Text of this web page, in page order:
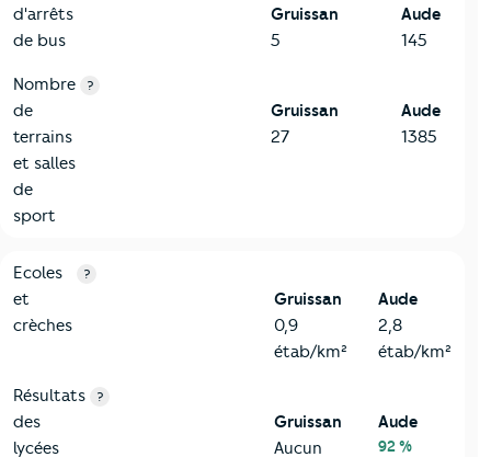
d'arrêts
de bus
Gruissan
5
Aude
145
Nombre
de
terrains
et salles
de
sport
?
Gruissan
27
Aude
1385
4-Education
Critères
Ecoles
et
crèches
?
Gruissan
0,9
étab/km²
Aude
2,8
étab/km²
Résultats
des
lycées
?
Gruissan
Aucun
Aude
92 %